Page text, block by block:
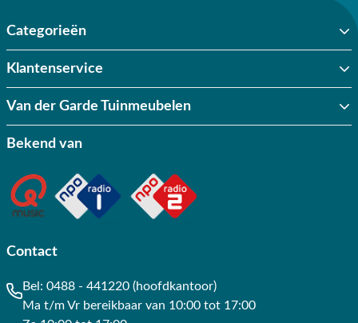
Categorieën
Klantenservice
Van der Garde Tuinmeubelen
Bekend van
Contact
Bel: 0488 - 441220 (hoofdkantoor)
Ma t/m Vr bereikbaar van 10:00 tot 17:00